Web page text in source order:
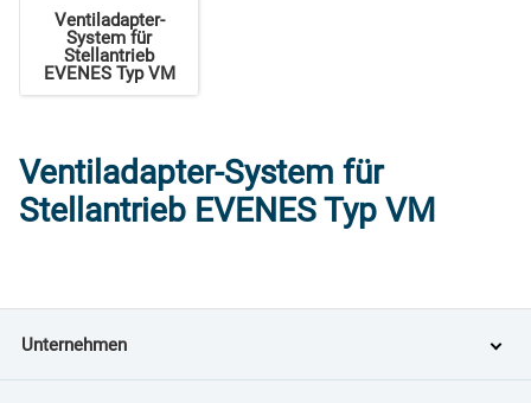
Ventiladapter-
System für
Stellantrieb
EVENES Typ VM
Ventiladapter-System für
Stellantrieb EVENES Typ VM
Unternehmen